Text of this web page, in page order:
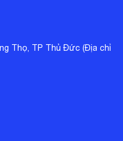
Thọ, TP Thủ Đức (Địa chỉ